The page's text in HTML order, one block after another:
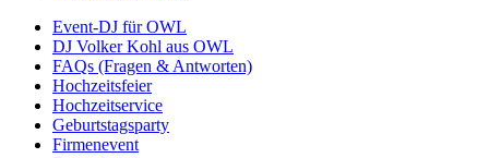
Event-DJ für OWL
DJ Volker Kohl aus OWL
FAQs (Fragen & Antworten)
Hochzeitsfeier
Hochzeitservice
Geburtstagsparty
Firmenevent